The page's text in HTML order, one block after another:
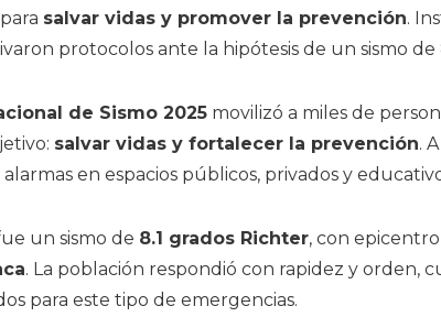
salvar vidas y promover la prevención.
protocolos ante la hipótesis de un sismo de
de Sismo 2025 movilizó a miles de
salvar vidas y fortalecer la prevención.
en espacios públicos, privados y
un sismo de 8.1 grados Richter, con epicentro
. La población respondió con rapidez y orden,
para este tipo de emergencias.